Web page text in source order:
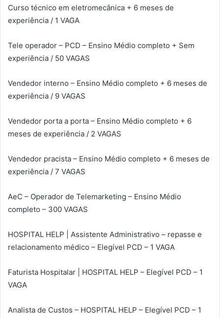
Curso técnico em eletromecânica + 6 meses de
experiência / 1 VAGA
Tele operador – PCD – Ensino Médio completo + Sem
experiência / 50 VAGAS
Vendedor interno – Ensino Médio completo + 6 meses de
experiência / 9 VAGAS
Vendedor porta a porta – Ensino Médio completo + 6
meses de experiência / 2 VAGAS
Vendedor pracista – Ensino Médio completo + 6 meses de
experiência / 7 VAGAS
AeC – Operador de Telemarketing – Ensino Médio
completo – 300 VAGAS
HOSPITAL HELP | Assistente Administrativo – repasse e
relacionamento médico – Elegível PCD – 1 VAGA
Faturista Hospitalar | HOSPITAL HELP – Elegível PCD – 1
VAGA
Analista de Custos – HOSPITAL HELP – Elegível PCD – 1